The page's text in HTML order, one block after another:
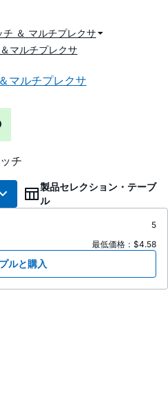
チ ＆ マルチプレクサ
マルチプレクサ
マルチプレクサ
チ
製品セレクション・テーブ
ル
5
最低価格：$4.58
ルと購入